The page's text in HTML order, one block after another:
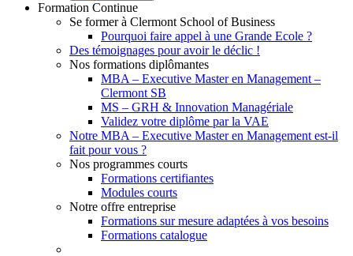
Formation Continue
Se former à Clermont School of Business
Pourquoi faire appel à une Grande Ecole ?
Des témoignages pour avoir le déclic !
Nos formations diplômantes
MBA – Executive Master en Management –
Clermont SB
MS – GRH & Innovation Managériale
Validez votre diplôme par la VAE
Notre MBA – Executive Master en Management est-il
fait pour vous ?
Nos programmes courts
Formations certifiantes
Modules courts
Notre offre entreprise
Formations sur mesure adaptées à vos besoins
Formations catalogue